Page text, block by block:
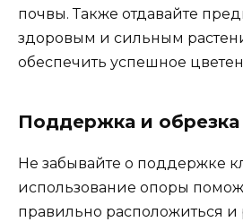
почвы. Также отдавайте
здоровым и сильным
обеспечить успешное
Поддержка и обрезка
Не забывайте о поддержке
использование опоры
правильно расположиться и